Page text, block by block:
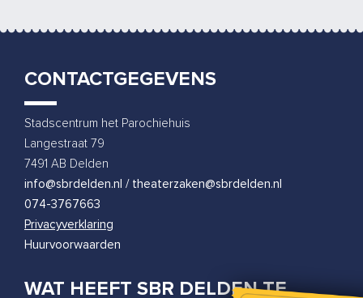
CONTACTGEGEVENS
Stadscentrum het Parochiehuis
Langestraat 79
7491 AB Delden
info@sbrdelden.nl / theaterzaken@sbrdelden.nl
074-3767663
Privacyverklaring
Huurvoorwaarden
WAT HEEFT SBR DELDEN TE